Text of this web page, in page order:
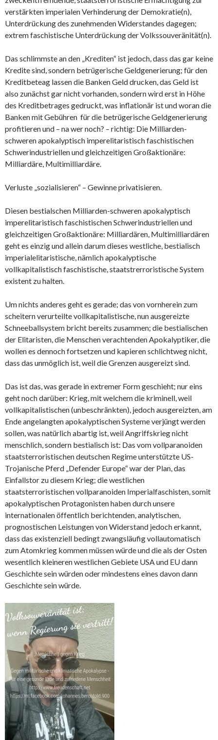
verstärkten imperialen Verhinderung der Demokratie(n),
Unterdrückung des zunehmenden Widerstandes dagegen;
extrem faschistische Unterdrückung der Volkssouveränität(n).
Das schlimmste an den „Krediten“ ist jedoch, dass das gar keine
Kredite sind, sondern betrügerische Geldgenerierung; für den
Kreditbeteag lassen die Banken Geld drucken, das Geld ist
also zunächst gar nicht vorhanden, sondern wird erst in Höhe
des Kreditbetrages gedruckt, was inflationär ist und woran die
Banken mit Gebühren für die betrügerische Geldgenerierung
profitieren und – na wer noch? – richtig: Die Milliarden-
schweren apokalyptisch imperelitaristisch faschistischen
Schwerindustriellen und gleichzeitigen Großaktionäre:
Milliardäre, Multimilliardäre.
Verluste „sozialisieren“ – Gewinne privatisieren.
Diesen bestialschen Milliarden-schweren apokalyptisch
imperelitaristisch faschistischen Schwerindustriellen und
gleichzeitigen Großaktionäre: Milliardären, Multimilliardären
geht es einzig und allein darum dieses westliche, bestialisch
imperialelitaristische, nämlich apokalyptische
vollkapitalistisch faschistische, staatstrerroristische System
existent zu halten.
Um nichts anderes geht es gerade; das von vornherein zum
scheitern verurteilte vollkapitalistische, nun ausgereizte
Schneeballsystem bricht bereits zusammen; die bestialischen
der Elitaristen, die Menschen verachtenden Apokalyptiker, die
wollen es dennoch fortsetzen und kapieren schlichtweg nicht,
dass das unmöglich ist, weil die Grenzen ausgereizt sind.
Das ist das, was gerade in extremer Form geschieht; nur eins
geht noch darüber: Krieg, mit welchem die kriminell, weil
vollkapitalistischen (unbeschränkten), jedoch ausgereizten, am
Ende angelangten apokalyptischen Systeme verjüngt werden
sollen, was natürlich abartig ist, weil Angriffskrieg nicht
menschlich, sondern bestialisch ist: Das vom vollparanoiden
staatsterroristischen deutschen Regime unterstützte US-
Trojanische Pferd „Defender Europe“ war der Plan, das
Einfallstor zu diesem Krieg; die westlichen
staatsterroristischen vollparanoiden Imperialfaschisten, somit
apokalyptischen Protagonisten haben durch unsere
internationalen öffentlich berichtenden, analytischen,
prognostischen Leistungen von Widerstand jedoch erkannt,
dass das existenziell bedingt zwangsläufig vollautomatisch
zum Atomkrieg kommen müssen würde und die als der Osten
wesentlich kleineren westlichen Gebiete USA und EU dann
Geschichte sein würden oder mindestens eines davon dann
Geschichte sein würde.